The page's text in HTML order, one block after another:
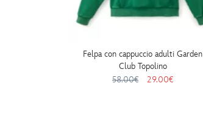
Felpa con cappuccio adulti Garden
Club Topolino
58.00€
29.00€